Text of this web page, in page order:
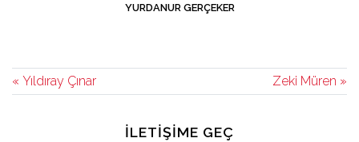
YURDANUR GERÇEKER
« Yıldıray Çınar Zeki Müren »
İLETIŞIME GEÇ